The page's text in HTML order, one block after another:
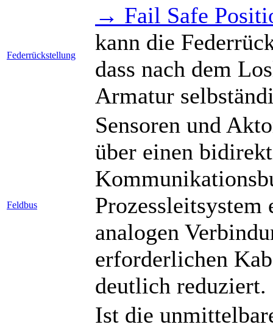
Federrückstellung
→ Fail Safe
kann die
dass nach dem
Armatur
Feldbus
Sensoren und
über einen
Prozessleitsystem
analogen
erforderlichen
deutlich reduziert.
Ist die